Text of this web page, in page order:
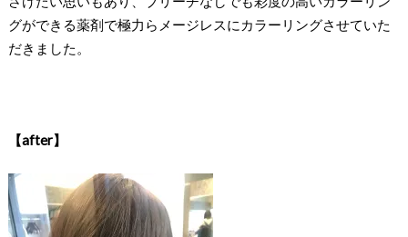
グができる薬剤で極力らメージレスにカラーリングさせていた
だきました。
【after】